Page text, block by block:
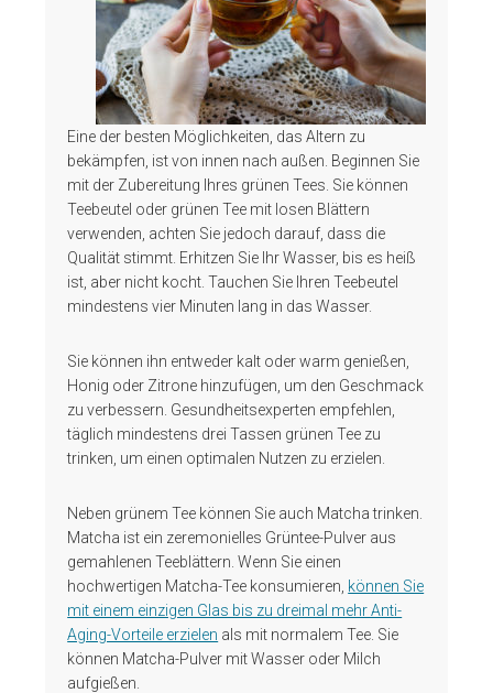
Eine der besten Möglichkeiten, das Altern zu
bekämpfen, ist von innen nach außen. Beginnen Sie
mit der Zubereitung Ihres grünen Tees. Sie können
Teebeutel oder grünen Tee mit losen Blättern
verwenden, achten Sie jedoch darauf, dass die
Qualität stimmt. Erhitzen Sie Ihr Wasser, bis es heiß
ist, aber nicht kocht. Tauchen Sie Ihren Teebeutel
mindestens vier Minuten lang in das Wasser.
Sie können ihn entweder kalt oder warm genießen,
Honig oder Zitrone hinzufügen, um den Geschmack
zu verbessern. Gesundheitsexperten empfehlen,
täglich mindestens drei Tassen grünen Tee zu
trinken, um einen optimalen Nutzen zu erzielen.
Neben grünem Tee können Sie auch Matcha trinken.
Matcha ist ein zeremonielles Grüntee-Pulver aus
gemahlenen Teeblättern. Wenn Sie einen
hochwertigen Matcha-Tee konsumieren, können Sie
mit einem einzigen Glas bis zu dreimal mehr Anti-
Aging-Vorteile erzielen als mit normalem Tee. Sie
können Matcha-Pulver mit Wasser oder Milch
aufgießen.